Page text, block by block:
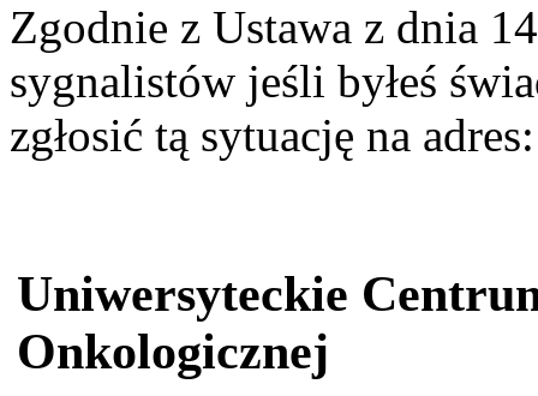
Zgodnie z Ustawa z dnia
sygnalistów jeśli byłeś
zgłosić tą sytuację na
Uniwersyteckie
Onkologicznej